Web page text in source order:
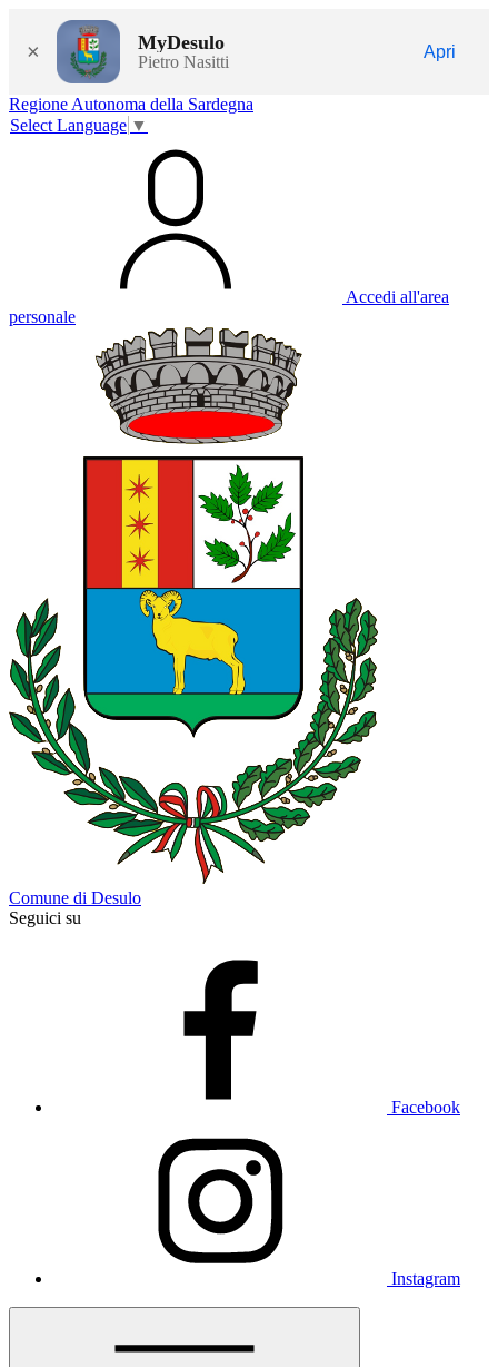
× MyDesulo
Pietro Nasitti
Apri
Regione Autonoma della Sardegna
Select Language ▼
Accedi all'area
personale
Comune di Desulo
Seguici su
Facebook
Instagram